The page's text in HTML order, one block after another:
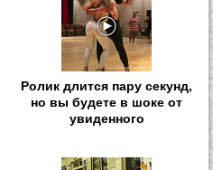
Ролик длится пару секунд,
но вы будете в шоке от
увиденного